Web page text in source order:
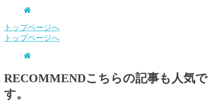
トップページへ
トップページへ
RECOMMENDこちらの記事も人気で
す。